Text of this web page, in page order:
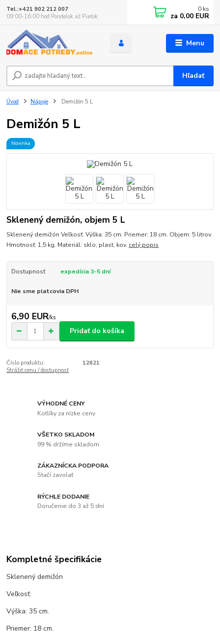
Menu
Hľadať
Tel.:+421 902 212 007
09:00-16:00 hod Pondelok až Piatok
0 ks
za 0,00 EUR
Úvod Nápoje Demižón 5 L
Demižón 5 L
Novinka
Sklenený demižón, objem 5 L
Sklenený demižón Veľkosť: Výška: 35 cm. Priemer: 18 cm. Objem: 5 litrov.
Hmotnosť: 1,5 kg. Materiál: sklo, plast, kov. celý popis
Dostupnosť expedícia 3-5 dní
Nie sme platcovia DPH
6,90 EUR/ks
Pridať do košíka
Číslo produktu:
12621
Strážiť cenu / dostupnosť
VÝHODNÉ CENY
Kotlíky za nízke ceny
VŠETKO SKLADOM
99 % držíme skladom
ZÁKAZNÍCKA PODPORA
Stačí zavolať
RÝCHLE DODANIE
Doručenie do 3 až 5 dní
Kompletné špecifikácie
Sklenený demižón
Veľkosť:
Výška: 35 cm.
Priemer: 18 cm.